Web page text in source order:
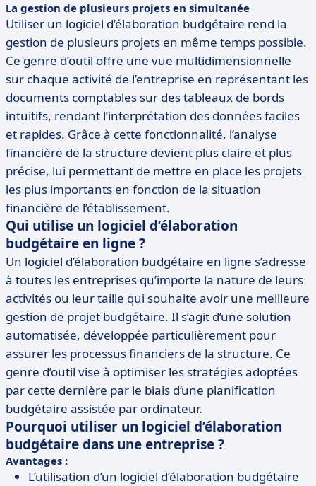
La gestion de plusieurs projets en simultanée
Utiliser un logiciel d’élaboration budgétaire rend la
gestion de plusieurs projets en même temps possible.
Ce genre d’outil offre une vue multidimensionnelle
sur chaque activité de l’entreprise en représentant les
documents comptables sur des tableaux de bords
intuitifs, rendant l’interprétation des données faciles
et rapides. Grâce à cette fonctionnalité, l’analyse
financière de la structure devient plus claire et plus
précise, lui permettant de mettre en place les projets
les plus importants en fonction de la situation
financière de l’établissement.
Qui utilise un logiciel d’élaboration
budgétaire en ligne ?
Un logiciel d’élaboration budgétaire en ligne s’adresse
à toutes les entreprises qu’importe la nature de leurs
activités ou leur taille qui souhaite avoir une meilleure
gestion de projet budgétaire. Il s’agit d’une solution
automatisée, développée particulièrement pour
assurer les processus financiers de la structure. Ce
genre d’outil vise à optimiser les stratégies adoptées
par cette dernière par le biais d’une planification
budgétaire assistée par ordinateur.
Pourquoi utiliser un logiciel d’élaboration
budgétaire dans une entreprise ?
Avantages :
L’utilisation d’un logiciel d’élaboration budgétaire